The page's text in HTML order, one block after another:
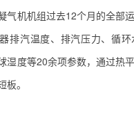
气机机组过去12个月的全部
排汽温度、排汽压力、循
湿度等20余项参数，通过热
。